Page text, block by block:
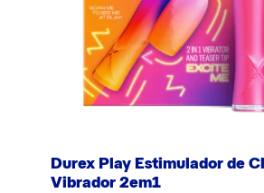
Durex Play Estimulador de
Vibrador 2em1